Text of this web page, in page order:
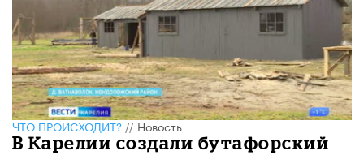
ЧТО ПРОИСХОДИТ?//Новость
В Карелии создали бутафорский